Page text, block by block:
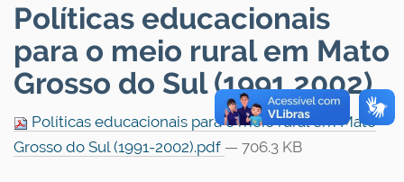
Políticas educacionais
para o meio rural em Mato
Grosso do Sul (1991 2002)
Políticas educacionais para o meio rural em Mato
Grosso do Sul (1991-2002).pdf — 706.3 KB